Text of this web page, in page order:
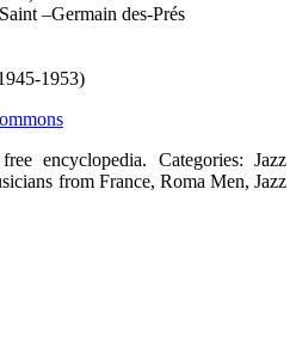
–Germain des-Prés
1953)
encyclopedia. Categories: Jazz
from France, Roma Men, Jazz